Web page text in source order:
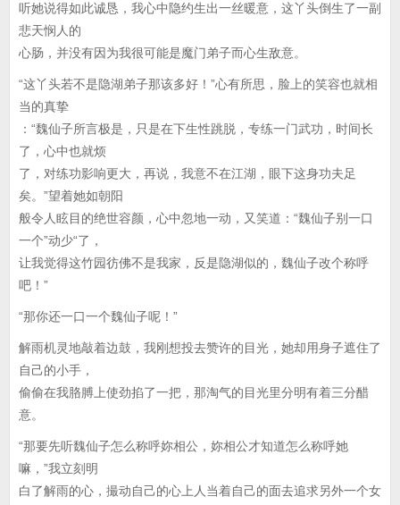
听她说得如此诚恳，我心中隐约生出一丝暖意，这丫头倒生了一副
悲天悯人的
心肠，并没有因为我很可能是魔门弟子而心生敌意。
“这丫头若不是隐湖弟子那该多好！”心有所思，脸上的笑容也就相
当的真挚
：“魏仙子所言极是，只是在下生性跳脱，专练一门武功，时间长
了，心中也就烦
了，对练功影响更大，再说，我意不在江湖，眼下这身功夫足
矣。”望着她如朝阳
般令人眩目的绝世容颜，心中忽地一动，又笑道：“魏仙子别一口
一个”动少“了，
让我觉得这竹园彷佛不是我家，反是隐湖似的，魏仙子改个称呼
吧！”
“那你还一口一个魏仙子呢！”
解雨机灵地敲着边鼓，我刚想投去赞许的目光，她却用身子遮住了
自己的小手，
偷偷在我胳膊上使劲掐了一把，那淘气的目光里分明有着三分醋
意。
“那要先听魏仙子怎么称呼妳相公，妳相公才知道怎么称呼她
嘛，”我立刻明
白了解雨的心，撮动自己的心上人当着自己的面去追求另外一个女